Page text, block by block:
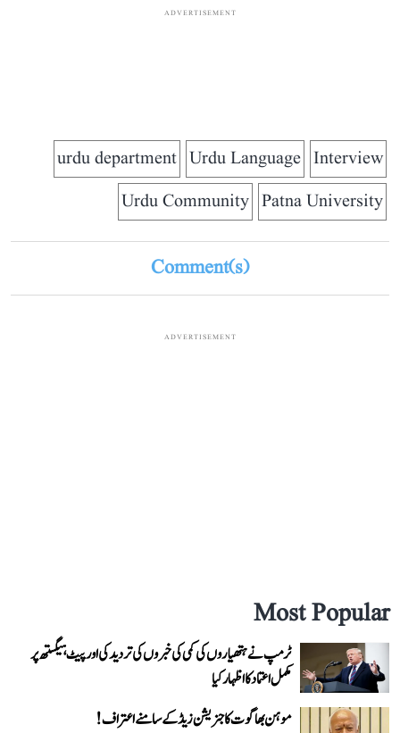
ADVERTISEMENT
Interview
Urdu Language
urdu department
Patna University
Urdu Community
Comment(s)
ADVERTISEMENT
Most Popular
ٹرمپ نے ہتھیاروں کی کمی کی خبروں کی تردید کی اور پیٹ ہیگستھ پر
مکمل اعتماد کا اظہار کیا
موہن بھاگوت کا جنریشن زیڈ کے سامنے اعتراف!